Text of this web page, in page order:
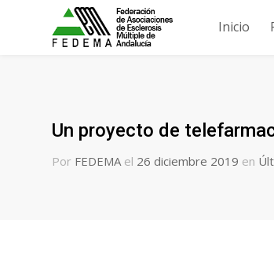
Inicio
Un proyecto de
Por FEDEMA el 26 diciembre 2019 en